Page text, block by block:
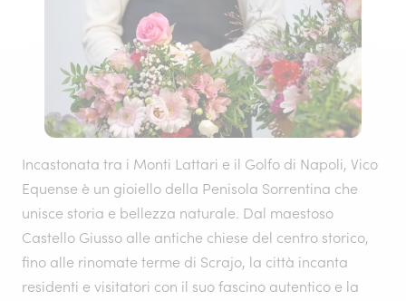
Incastonata tra i Monti Lattari e il Golfo di Napoli, Vico
Equense è un gioiello della Penisola Sorrentina che
unisce storia e bellezza naturale. Dal maestoso
Castello Giusso alle antiche chiese del centro storico,
fino alle rinomate terme di Scrajo, la città incanta
residenti e visitatori con il suo fascino autentico e la